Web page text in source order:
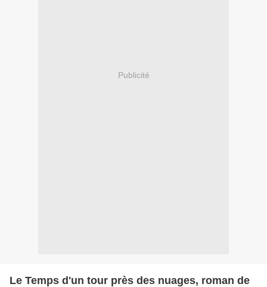
Publicité
Le Temps d'un tour près des nuages, roman de